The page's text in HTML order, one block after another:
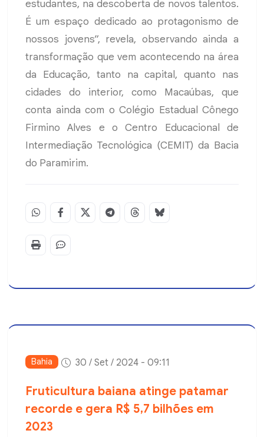
estudantes, na descoberta de novos talentos.
É um espaço dedicado ao protagonismo de
nossos jovens”, revela, observando ainda a
transformação que vem acontecendo na área
da Educação, tanto na capital, quanto nas
cidades do interior, como Macaúbas, que
conta ainda com o Colégio Estadual Cônego
Firmino Alves e o Centro Educacional de
Intermediação Tecnológica (CEMIT) da Bacia
do Paramirim.
Bahia 30 / Set / 2024 - 09:11
Fruticultura baiana atinge patamar
recorde e gera R$ 5,7 bilhões em
2023